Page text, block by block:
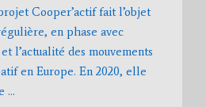
Cooper’actif fait l’objet
en phase avec
l’actualité des mouvements
en Europe. En 2020, elle
…